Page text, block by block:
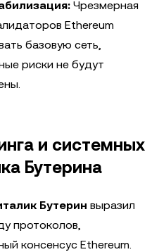
Чрезмерная
Ethereum
базовую сеть,
риски не будут
и системных
Бутерина
Бутерин выразил
протоколов,
консенсус Ethereum.